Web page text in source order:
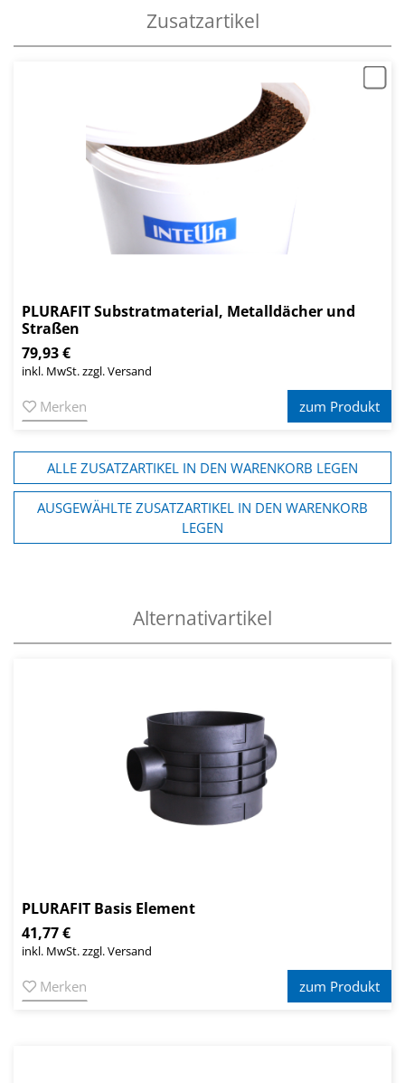
Zusatzartikel
PLURAFIT Substratmaterial, Metalldächer und
Straßen
79,93 €
inkl. MwSt. zzgl. Versand
Merken zum Produkt
ALLE ZUSATZARTIKEL IN DEN WARENKORB LEGEN
AUSGEWÄHLTE ZUSATZARTIKEL IN DEN WARENKORB
LEGEN
Alternativartikel
PLURAFIT Basis Element
41,77 €
inkl. MwSt. zzgl. Versand
Merken zum Produkt